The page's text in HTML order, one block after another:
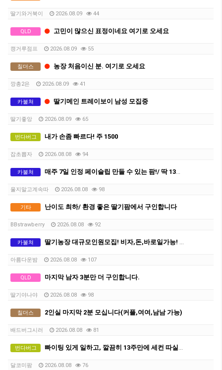
딸기와거북이 2026.08.09 44
QLD 고민이 많으신 표정이네요 여기로 오세요
캥거루점프 2026.08.09 55
칠더스 농장 처음이신 분. 여기로 오세요
깡총2은 2026.08.09 41
카불쳐 딸기메인 트레이보이 남성 모집중
딸기좋앙 2026.08.09 65
번다버그 내가 손좀 빠르다! 주 1500
잡초뽑자 2026.08.08 94
카불쳐 매주 7일 인정 페이슬립 만들 수 있는 팜!/ 딱 13주만 하세요
울지말고계속따 2026.08.08 98
기타 난이도 최하/ 환경 좋은 딸기팜에서 구인합니다
BBstrawberry 2026.08.08 92
카불쳐 딸기농장 대규모인원모집! 비자,돈,바로일가능! 함께하실분!
아름다운밤 2026.08.08 107
QLD 마지막 남자 3분만 더 구인합니다.
딸기야나야 2026.08.08 98
칠더스 2인실 마지막 2분 모십니다(커플,여여,남남 가능)
배드버그시러 2026.08.08 81
번다버그 빠이팅 있게 일하고, 깔끔히 13주만에 세컨 따실분
달코미팜 2026.08.08 76